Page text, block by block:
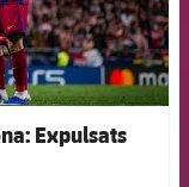
Expulsats